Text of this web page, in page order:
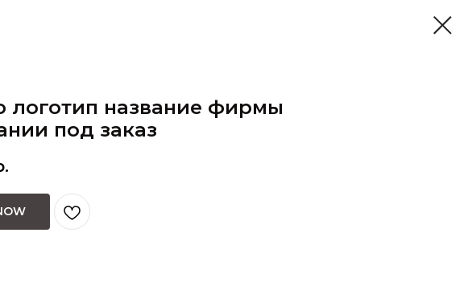
логотип название фирмы
под заказ